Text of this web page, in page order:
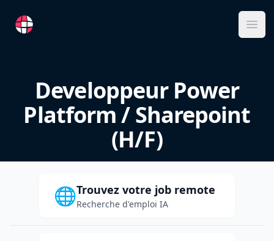
RemoteFR
Developpeur Power
Platform / Sharepoint
(H/F)
🌐Trouvez votre job remote
Recherche d'emploi IA